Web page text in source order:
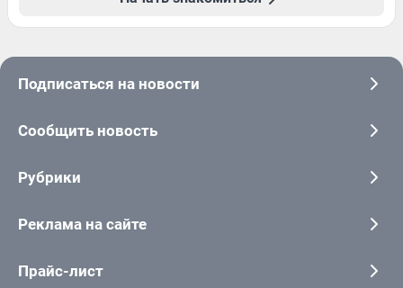
Подписаться на новости
Сообщить новость
Рубрики
Реклама на сайте
Прайс-лист